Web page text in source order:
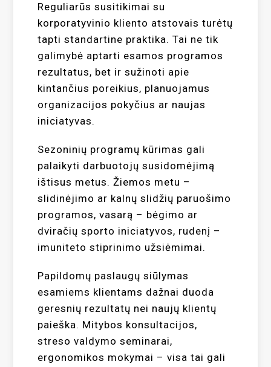
Reguliarūs susitikimai su
korporatyvinio kliento atstovais turėtų
tapti standartine praktika. Tai ne tik
galimybė aptarti esamos programos
rezultatus, bet ir sužinoti apie
kintančius poreikius, planuojamus
organizacijos pokyčius ar naujas
iniciatyvas.
Sezoninių programų kūrimas gali
palaikyti darbuotojų susidomėjimą
ištisus metus. Žiemos metu –
slidinėjimo ar kalnų slidžių paruošimo
programos, vasarą – bėgimo ar
dviračių sporto iniciatyvos, rudenį –
imuniteto stiprinimo užsiėmimai.
Papildomų paslaugų siūlymas
esamiems klientams dažnai duoda
geresnių rezultatų nei naujų klientų
paieška. Mitybos konsultacijos,
streso valdymo seminarai,
ergonomikos mokymai – visa tai gali